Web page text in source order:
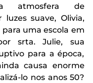
atmosfera de
suave, Olivia,
uma escola em
srta. Julie, sua
para a época,
causa enorme
lo nos anos 50?